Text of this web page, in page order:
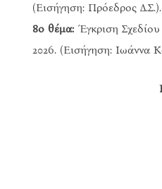
(Εισήγηση: Πρόεδρος Δ.Σ.).
8ο θέμα: Έγκριση
2026. (Εισήγηση: Ιωάννα